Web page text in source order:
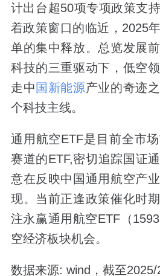
计出台超50项专项政策支
着政策窗口的临近，2025
单的集中释放。总览发展
科技的三重驱动下，低空
走中国新能源产业的奇迹
个科技主线。
通用航空ETF是目前全市
赛道的ETF,密切追踪国证
意在反映中国通用航空产
现。当前正逢政策催化时
注永赢通用航空ETF（
空经济板块机会。
数据来源: wind，截至2025/